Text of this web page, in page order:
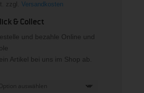
zzgl. Versandkosten
& Collect
und bezahle Online und
Artikel bei uns im Shop ab.